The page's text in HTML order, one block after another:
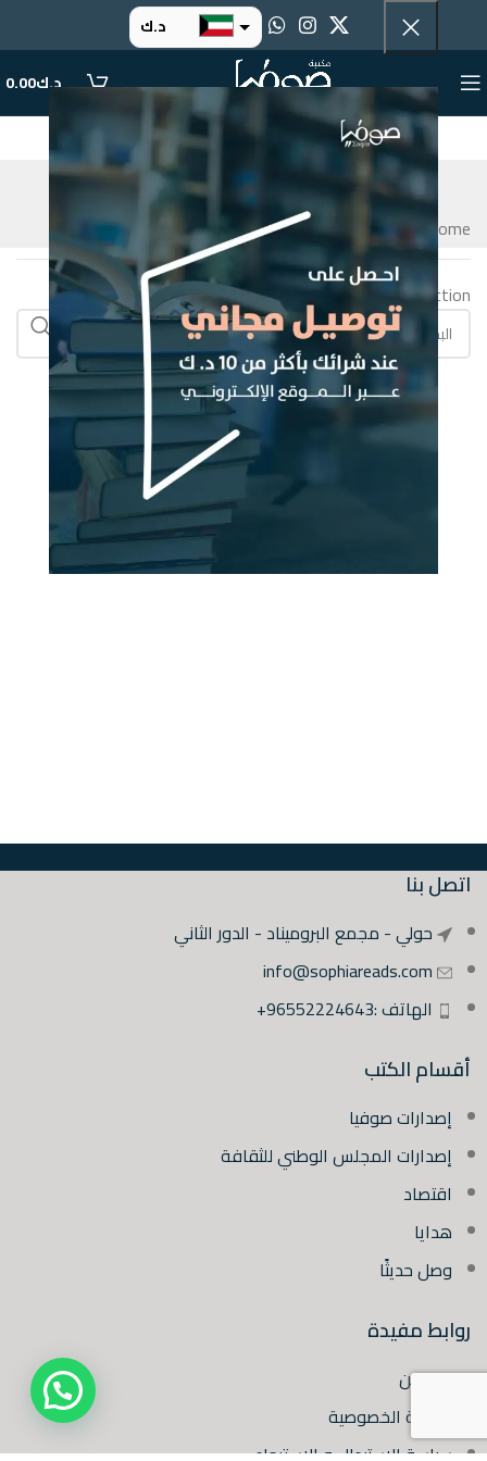
د.ك
ر.س
.د.ب
د.ك0.00
ادارة اعمال
التصنيفات Home Products tagged “ادارة اعمال”
No products were found matching your selection.
اتصل بنا
حولي - مجمع البروميناد - الدور الثاني
info@sophiareads.com
الهاتف :96552224643+
أقسام الكتب
إصدارات صوفيا
إصدارات المجلس الوطني للثقافة
اقتصاد
هدايا
وصل حديثًا
روابط مفيدة
من نحن
سياسة الخصوصية
سياسة الاستبدال و الاسترجاع